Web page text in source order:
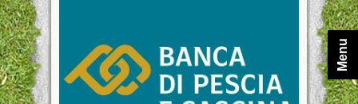
Menu